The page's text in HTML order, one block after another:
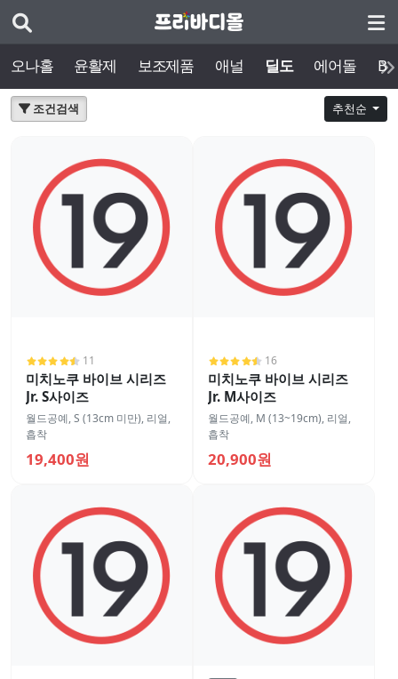
오나홀 윤활제 보조제품 애널 딜도 에어돌
조건검색 추천순
11
미치노쿠 바이브 시리즈
Jr. S사이즈
월드공예,S (13cm 미만), 리얼,
흡착
19,400원
16
미치노쿠 바이브 시리즈
Jr. M사이즈
월드공예, M (13~19cm), 리얼,
흡착
20,900원